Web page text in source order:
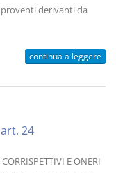
derivanti da
continua a leggere
24
E ONERI